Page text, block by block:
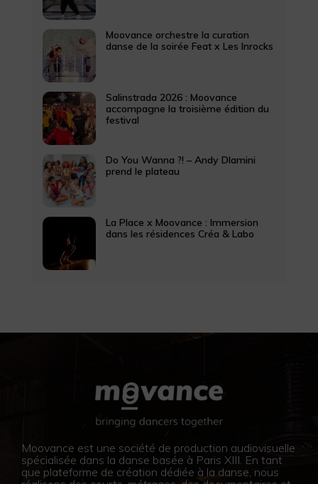
Moovance orchestre la curation
danse de la soirée Feat x Les Inrocks
Salinstrada 2026 : Moovance
accompagne la troisième édition du
festival
Do You Wanna ?! – Andy Dlamini
prend le plateau
La Place x Moovance : Immersion
dans les résidences Créa & Labo
Moovance est une société de production audiovisuelle
spécialisée dans la danse basée à Paris XIII. En tant
que plateforme de création dédiée à la danse, nous